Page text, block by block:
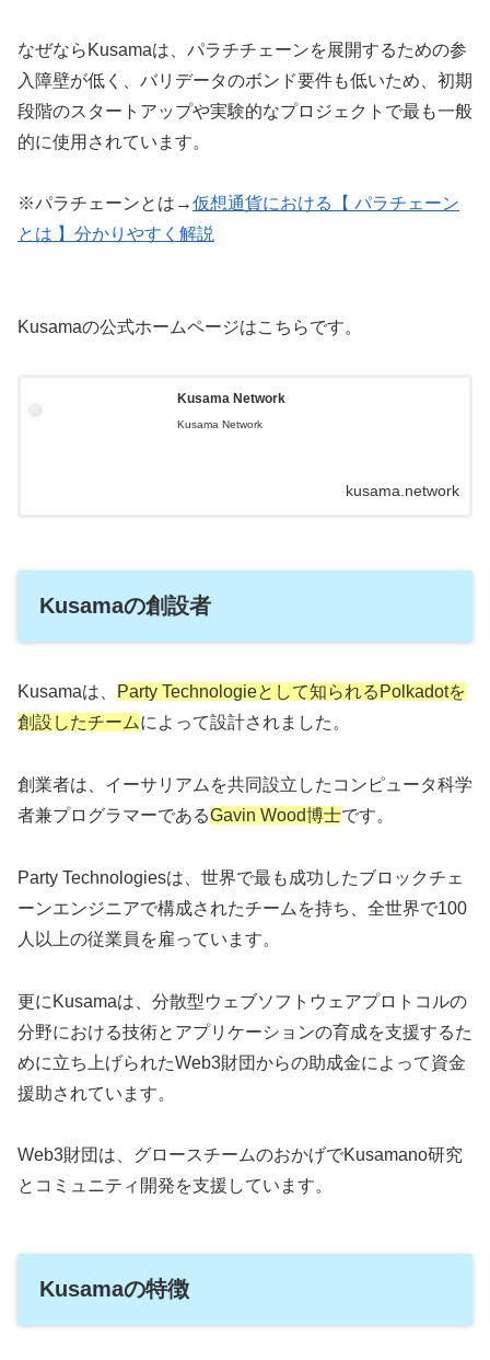
なぜならKusamaは、パラチチェーンを展開するための参
入障壁が低く、バリデータのボンド要件も低いため、初期
段階のスタートアップや実験的なプロジェクトで最も一般
的に使用されています。
※パラチェーンとは→仮想通貨における【 パラチェーン
とは 】分かりやすく解説
Kusamaの公式ホームページはこちらです。
Kusama Network
Kusama Network
kusama.network
Kusamaの創設者
Kusamaは、
Party Technologieとして知られるPolkadotを
創設したチームによって設計されました。
創業者は、イーサリアムを共同設立したコンピュータ科学
者兼プログラマーであるGavin Wood博士です。
Party Technologiesは、世界で最も成功したブロックチェ
ーンエンジニアで構成されたチームを持ち、全世界で100
人以上の従業員を雇っています。
更にKusamaは、分散型ウェブソフトウェアプロトコルの
分野における技術とアプリケーションの育成を支援するた
めに立ち上げられたWeb3財団からの助成金によって資金
援助されています。
Web3財団は、グロースチームのおかげでKusamano研究
とコミュニティ開発を支援しています。
Kusamaの特徴